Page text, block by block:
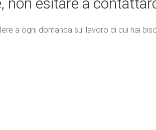
a ogni domanda sul lavoro di cui hai